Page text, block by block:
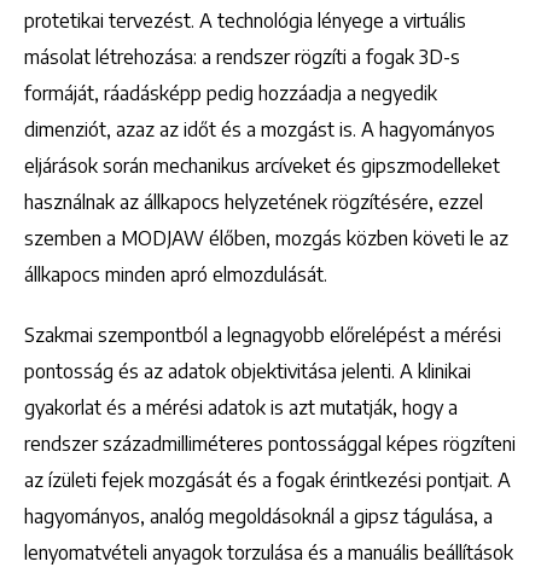
protetikai tervezést. A technológia lényege a virtuális
másolat létrehozása: a rendszer rögzíti a fogak 3D-s
formáját, ráadásképp pedig hozzáadja a negyedik
dimenziót, azaz az időt és a mozgást is. A hagyományos
eljárások során mechanikus arcíveket és gipszmodelleket
használnak az állkapocs helyzetének rögzítésére, ezzel
szemben a MODJAW élőben, mozgás közben követi le az
állkapocs minden apró elmozdulását.
Szakmai szempontból a legnagyobb előrelépést a mérési
pontosság és az adatok objektivitása jelenti. A klinikai
gyakorlat és a mérési adatok is azt mutatják, hogy a
rendszer századmilliméteres pontossággal képes rögzíteni
az ízületi fejek mozgását és a fogak érintkezési pontjait. A
hagyományos, analóg megoldásoknál a gipsz tágulása, a
lenyomatvételi anyagok torzulása és a manuális beállítások